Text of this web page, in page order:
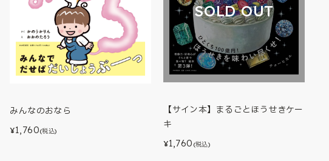
みんなのおなら
¥1,760(税込)
SOLD OUT
【サイン本】まるごとほうせきケー
キ
¥1,760 (税込)